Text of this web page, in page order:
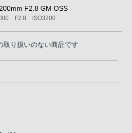
F2.8 GM OSS
F2.8 ISO3200
り扱いのない商品です